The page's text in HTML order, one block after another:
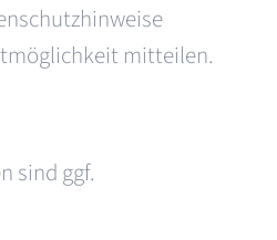
mitteilen.
sind ggf.